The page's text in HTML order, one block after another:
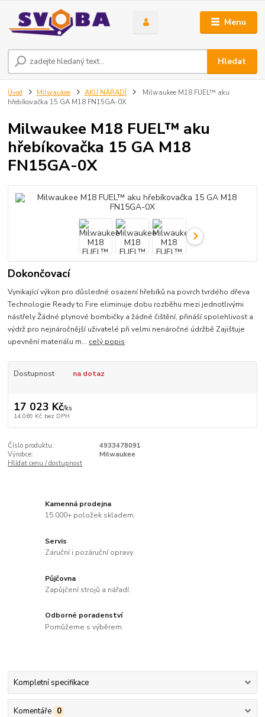
Menu
Hledat
Úvod Milwaukee AKU NÁŘADÍ
Milwaukee M18 FUEL™ aku
hřebíkovačka 15 GA M18 FN15GA-0X
Milwaukee M18 FUEL™ aku
hřebíkovačka 15 GA M18
FN15GA-0X
Dokončovací
Vynikající výkon pro důsledné osazení hřebíků na povrch tvrdého dřeva
Technologie Ready to Fire eliminuje dobu rozběhu mezi jednotlivými
nástřely Žádné plynové bombičky a žádné čištění, přináší spolehlivost a
výdrž pro nejnáročnější uživatelé při velmi nenáročné údržbě Zajišťuje
upevnění materiálu m... celý popis
Dostupnost na dotaz
17 023 Kč/ks
14 069 Kč bez DPH
Číslo produktu:
4933478091
Výrobce:
Milwaukee
Hlídat cenu / dostupnost
Kamenná prodejna
15.000+ položek skladem.
Servis
Záruční i pozáruční opravy.
Půjčovna
Zapůjčení strojů a nářadí.
Odborné poradenství
Pomůžeme s výběrem.
Kompletní specifikace
Komentáře 0